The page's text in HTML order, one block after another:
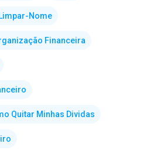
Limpar-Nome
Financeira
Quitar Minhas Dividas